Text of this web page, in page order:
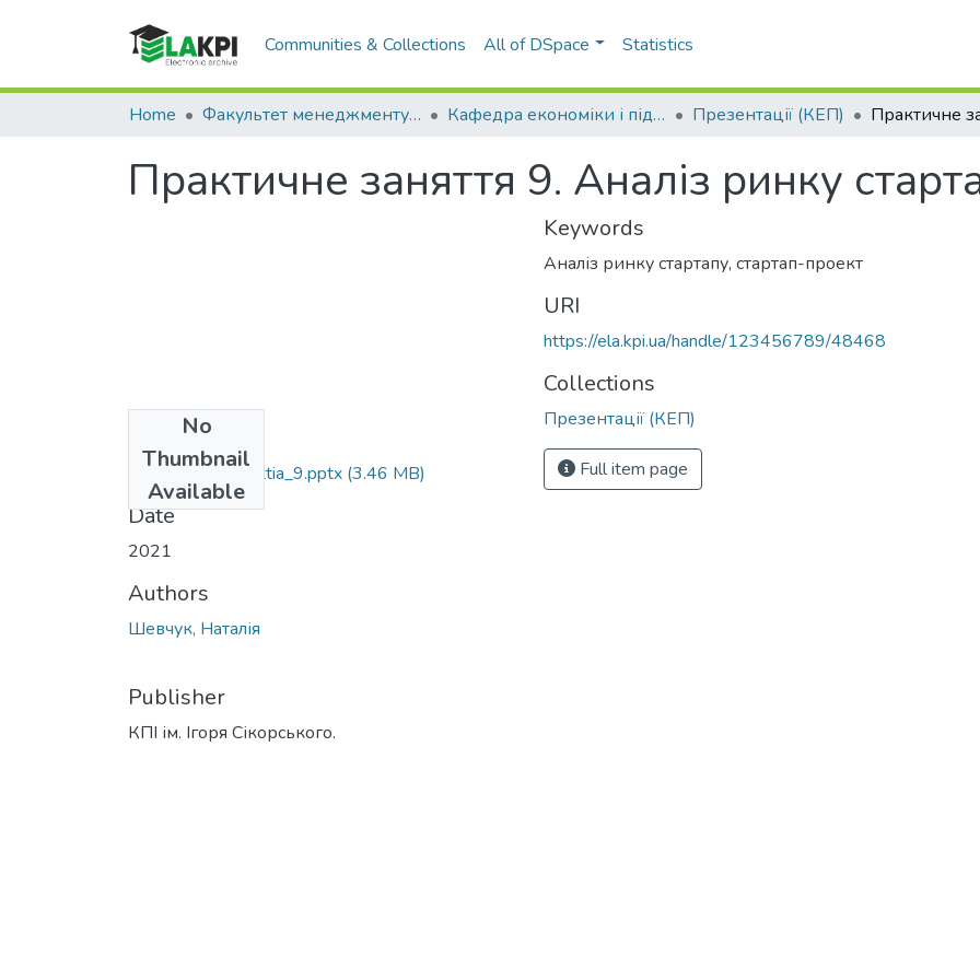
Communities & Collections All of DSpace Statistics
Home Факультет менеджменту та маркетингу (ФММ) Кафедра економіки і підприємництва (КЕП) Презентації (КЕП)
Практичне заняття 9. Аналіз ринку
No
Thumbnail
Available
Praktychne_zaniattia_9.pptx (3.46 MB)
Date
2021
Authors
Шевчук, Наталія
Publisher
КПІ ім. Ігоря Сікорського.
Keywords
Аналіз ринку стартапу, стартап-проект
URI
https://ela.kpi.ua/handle/123456789/48468
Collections
Презентації (КЕП)
Full item page